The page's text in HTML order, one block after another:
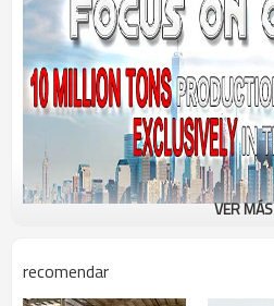
VER MÁS
recomendar